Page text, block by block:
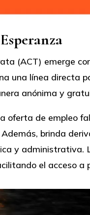
(ACT) emerge
una línea directa
anónima y
oferta de empleo
brinda
y administrativa.
el acceso a